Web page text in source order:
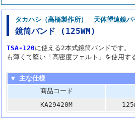
タカハシ（高橋製作所） 天体望遠鏡パ
鏡筒バンド (125WM)
TSA-120に使える2本式鏡筒バンドです。
も薄くて堅い「高密度フェルト」を使用
▼ 主な仕様
商品コード
KA29420M